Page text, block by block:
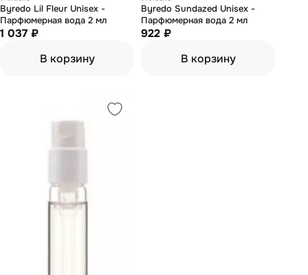
Byredo Lil Fleur Unisex -
Парфюмерная вода 2 мл
1 037 ₽
В корзину
Byredo Sundazed Unisex -
Парфюмерная вода 2 мл
922 ₽
В корзину